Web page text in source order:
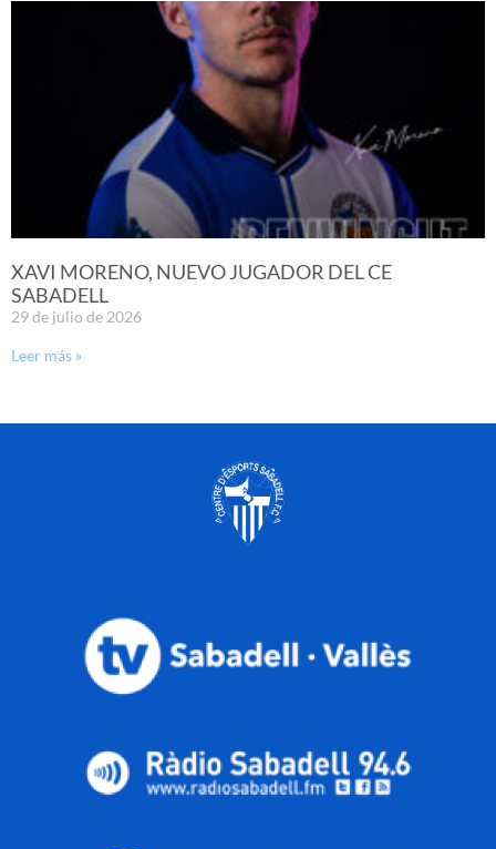
XAVI MORENO, NUEVO JUGADOR DEL CE
SABADELL
29 de julio de 2026
Leer más »